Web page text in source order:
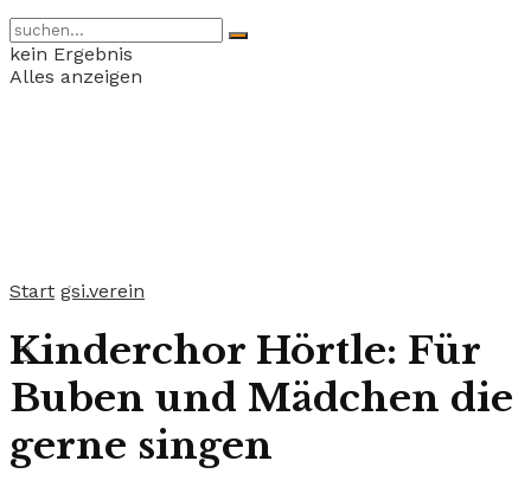
kein Ergebnis
Alles anzeigen
Start gsi.verein
Kinderchor Hörtle: Für
Buben und Mädchen die
gerne singen